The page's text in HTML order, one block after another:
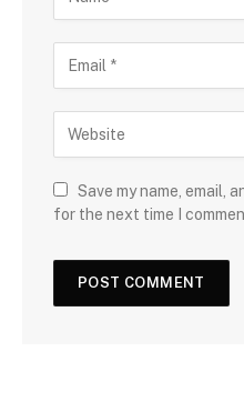
Save my name, email,
for the next time I